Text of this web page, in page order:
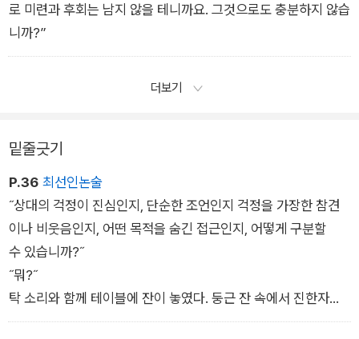
로 미련과 후회는 남지 않을 테니까요. 그것으로도 충분하지 않습
니까?”
더보기
밑줄긋기
P.36 최선인논술
˝상대의 걱정이 진심인지, 단순한 조언인지 걱정을 가장한 참견
이나 비웃음인지, 어떤 목적을 숨긴 접근인지, 어떻게 구분할
수 있습니까?˝
˝뭐?˝
탁 소리와 함께 테이블에 잔이 놓였다. 둥근 잔 속에서 진한자줏
빛 와인이 출렁였다.